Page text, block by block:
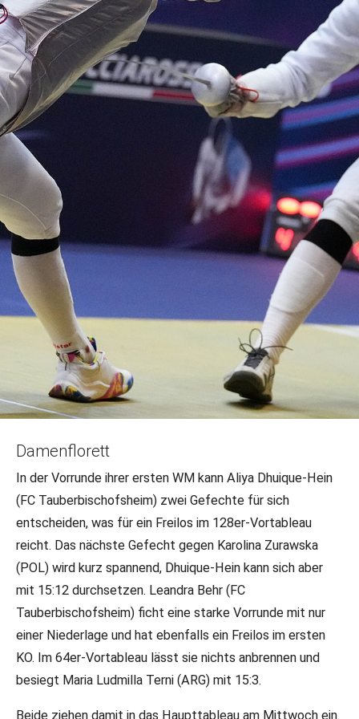
23.07.2023 LR/DFB-PR
Mailand Tag 2: Drei Tickets für Tag
zwei
Aliya Dhuique-Hein und Leandra Behr können sich mit
einem starken Wettkampftag für das Haupttableau
qualifizieren. Wenig später folgt ihnen auch Marco
Brinkmann ins 64er.
Damenflorett
In der Vorrunde ihrer ersten WM kann Aliya Dhuique-Hein
(FC Tauberbischofsheim) zwei Gefechte für sich
entscheiden, was für ein Freilos im 128er-Vortableau
reicht. Das nächste Gefecht gegen Karolina Zurawska
(POL) wird kurz spannend, Dhuique-Hein kann sich aber
mit 15:12 durchsetzen. Leandra Behr (FC
Tauberbischofsheim) ficht eine starke Vorrunde mit nur
einer Niederlage und hat ebenfalls ein Freilos im ersten
KO. Im 64er-Vortableau lässt sie nichts anbrennen und
besiegt Maria Ludmilla Terni (ARG) mit 15:3.
Beide ziehen damit in das Haupttableau am Mittwoch ein.